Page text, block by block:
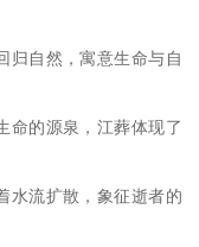
归自然，寓意生命与自
命的源泉，江葬体现了
水流扩散，象征逝者的